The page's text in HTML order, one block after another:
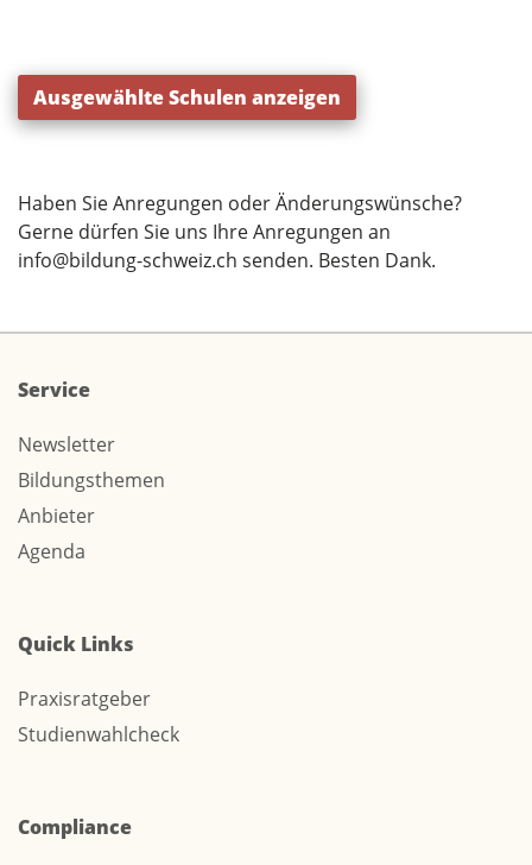
Ausgewählte Schulen anzeigen
Haben Sie Anregungen oder Änderungswünsche?
Gerne dürfen Sie uns Ihre Anregungen an
info@bildung-schweiz.ch senden. Besten Dank.
Service
Newsletter
Bildungsthemen
Anbieter
Agenda
Quick Links
Praxisratgeber
Studienwahlcheck
Compliance